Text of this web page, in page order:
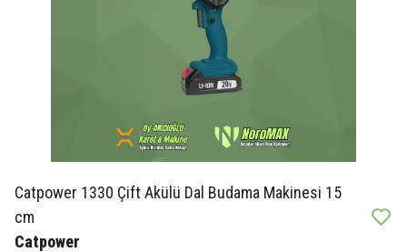
Catpower 1330 Çift Akülü Dal Budama Makinesi 15
cm
Catpower